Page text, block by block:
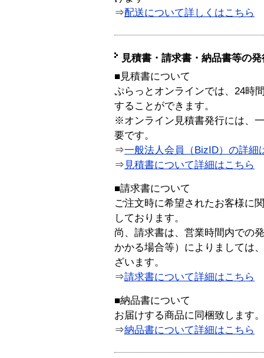
⇒配送について詳しくはこちら
見積書・請求書・納品書等の
■見積書について
ぷらっとオンラインでは、24時
することができます。
※オンライン見積書発行には、
要です。
⇒一般法人会員（BizID）の詳細
⇒ 見積書について詳細はこちら
■請求書について
ご注文時に希望されたお客様に
しております。
尚、請求書は、営業時間内での
かかる場合等）によりましては
ざいます。
⇒請求書について詳細はこちら
■納品書について
お届けする商品に同梱致します。
⇒納品書について詳細はこちら